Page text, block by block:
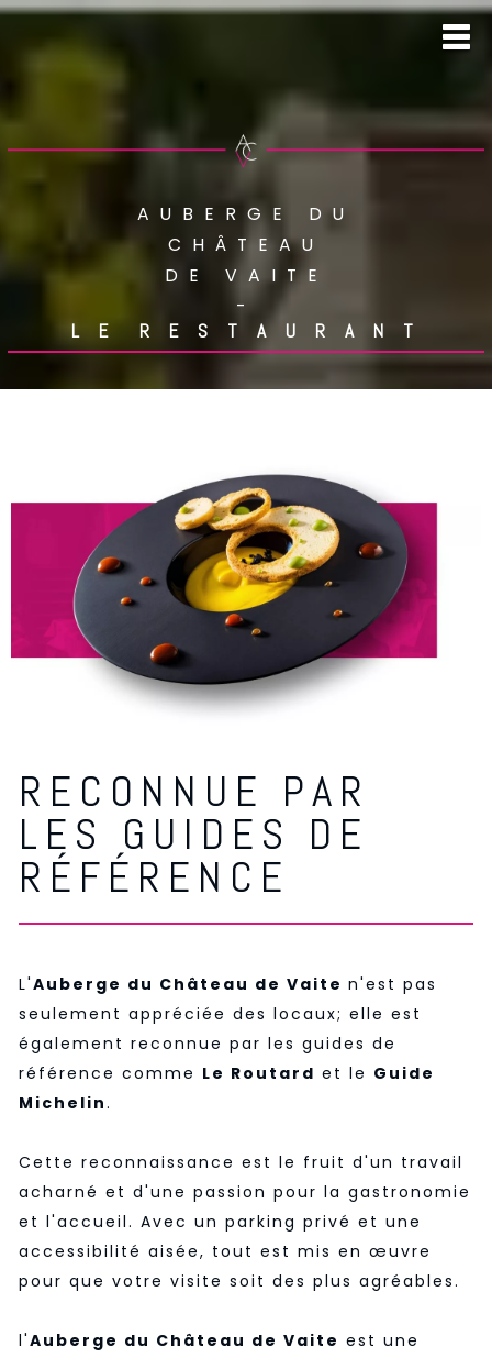
AUBERGE DU
CHÂTEAU
DE VAITE
-
L E R E S T A U R A N T
RECONNUE PAR
LES GUIDES DE
RÉFÉRENCE
L'Auberge du Château de Vaite n'est pas
seulement appréciée des locaux; elle est
également reconnue par les guides de
référence comme Le Routard et le Guide
Michelin.
Cette reconnaissance est le fruit d'un travail
acharné et d'une passion pour la gastronomie
et l'accueil. Avec un parking privé et une
accessibilité aisée, tout est mis en œuvre
pour que votre visite soit des plus agréables.
l'Auberge du Château de Vaite est une